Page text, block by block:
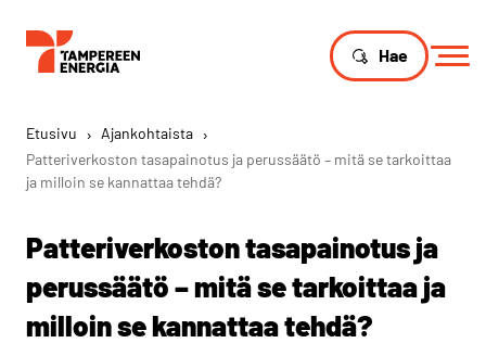
Hae
Etusivu › Ajankohtaista ›
Patteriverkoston tasapainotus ja perussäätö – mitä se tarkoittaa
ja milloin se kannattaa tehdä?
Patteriverkoston tasapainotus ja
perussäätö – mitä se tarkoittaa ja
milloin se kannattaa tehdä?